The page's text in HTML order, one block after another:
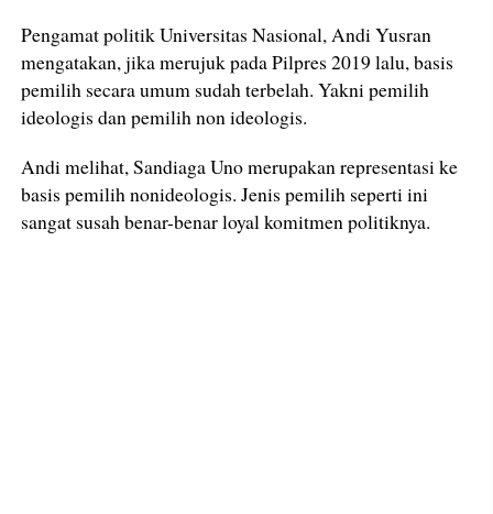
Pengamat politik Universitas Nasional, Andi Yusran
mengatakan, jika merujuk pada Pilpres 2019 lalu, basis
pemilih secara umum sudah terbelah. Yakni pemilih
ideologis dan pemilih non ideologis.
Andi melihat, Sandiaga Uno merupakan representasi ke
basis pemilih nonideologis. Jenis pemilih seperti ini
sangat susah benar-benar loyal komitmen politiknya.